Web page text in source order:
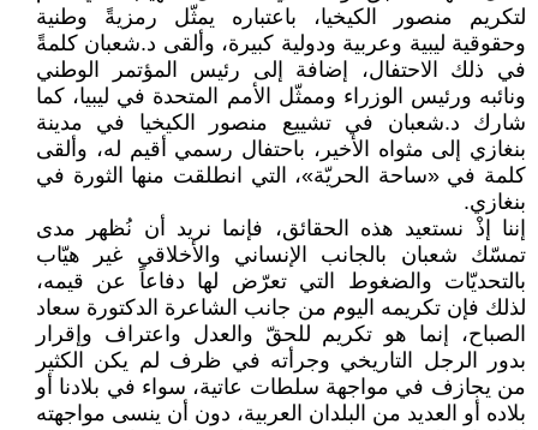
لتكريم منصور الكيخيا، باعتباره يمثّل رمزيةً وطنية
وحقوقية ليبية وعربية ودولية كبيرة، وألقى د.شعبان كلمةً
في ذلك الاحتفال، إضافة إلى رئيس المؤتمر الوطني
ونائبه ورئيس الوزراء وممثّل الأمم المتحدة في ليبيا، كما
شارك د.شعبان في تشييع منصور الكيخيا في مدينة
بنغازي إلى مثواه الأخير، باحتفال رسمي أقيم له، وألقى
كلمة في «ساحة الحريّة»، التي انطلقت منها الثورة في
بنغازي.
إننا إذْ نستعيد هذه الحقائق، فإنما نريد أن نُظهر مدى
تمسّك شعبان بالجانب الإنساني والأخلاقي غير هيّاب
بالتحديّات والضغوط التي تعرّض لها دفاعاً عن قيمه،
لذلك فإن تكريمه اليوم من جانب الشاعرة الدكتورة سعاد
الصباح، إنما هو تكريم للحقّ والعدل واعتراف وإقرار
بدور الرجل التاريخي وجرأته في ظرف لم يكن الكثير
من يجازف في مواجهة سلطات عاتية، سواء في بلادنا أو
بلاده أو العديد من البلدان العربية، دون أن ينسى مواجهته